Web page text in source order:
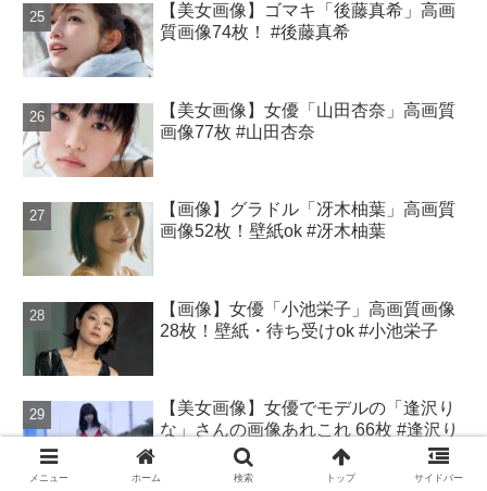
【美女画像】ゴマキ「後藤真希」高画
質画像74枚！ #後藤真希
【美女画像】女優「山田杏奈」高画質
画像77枚 #山田杏奈
【画像】グラドル「冴木柚葉」高画質
画像52枚！壁紙ok #冴木柚葉
【画像】女優「小池栄子」高画質画像
28枚！壁紙・待ち受けok #小池栄子
【美女画像】女優でモデルの「逢沢り
な」さんの画像あれこれ 66枚 #逢沢り
メニュー ホーム 検索 トップ サイドバー